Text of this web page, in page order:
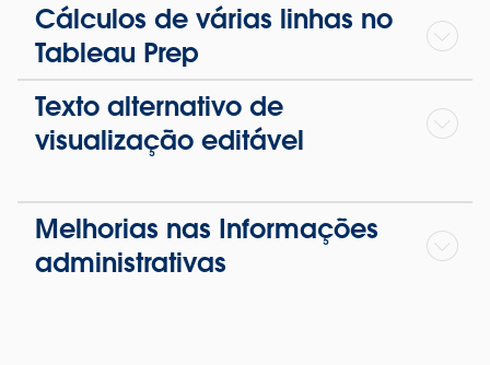
Cálculos de várias linhas no
Tableau Prep
Texto alternativo de
visualização editável
Melhorias nas Informações
administrativas